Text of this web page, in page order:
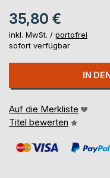
35,80 €
inkl. MwSt. / portofrei
sofort verfügbar
IN
Auf die Merkliste
Titel bewerten